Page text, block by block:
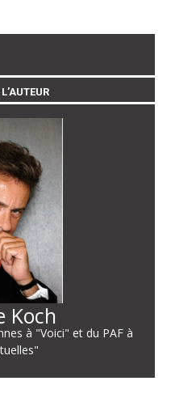
Koch
à "Voici" et du PAF à